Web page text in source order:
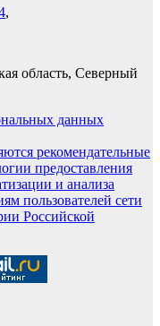
,
область, Северный
данных
рекомендательные
предоставления
и анализа
пользователей сети
Российской